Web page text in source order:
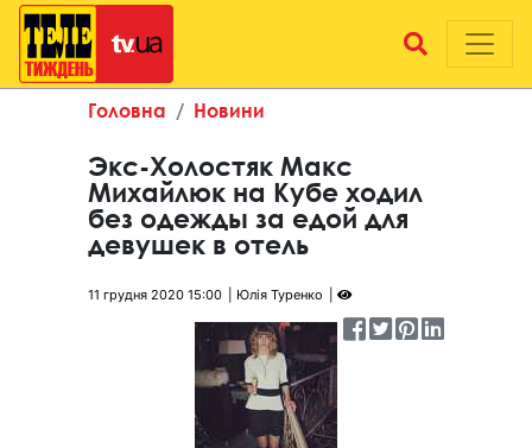
Головна Новини
Экс-Холостяк Макс
Михайлюк на Кубе ходил
без одежды за едой для
девушек в отель
11 грудня 2020 15:00 Юлія Туренко